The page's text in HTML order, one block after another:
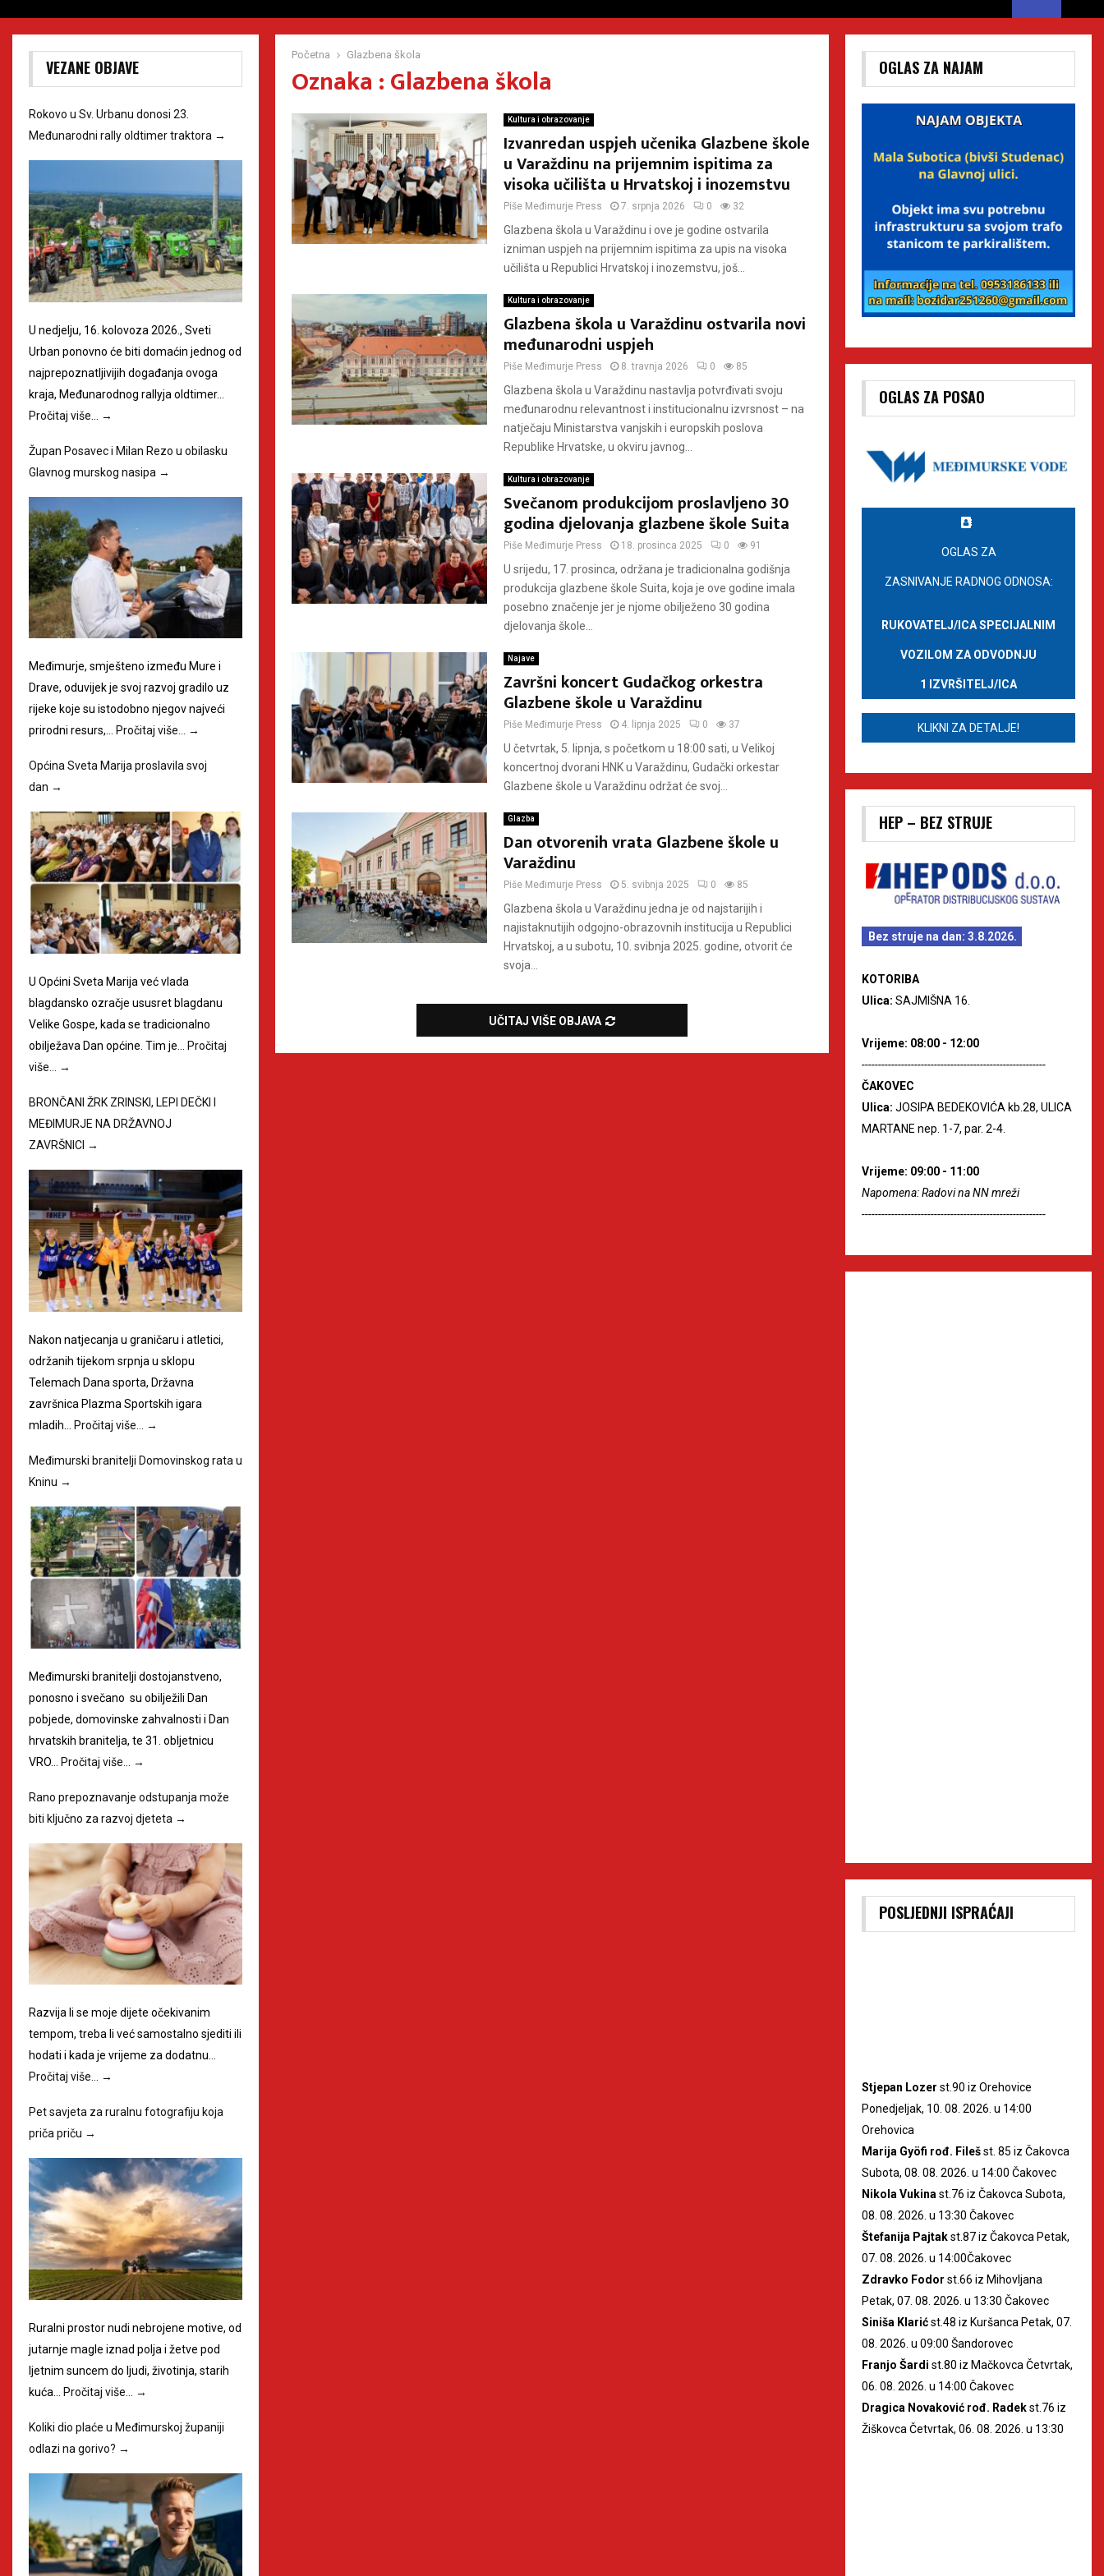
Početna Glazbena škola
Oznaka : Glazbena škola
Kultura i obrazovanje
Izvanredan uspjeh učenika Glazbene škole
u Varaždinu na prijemnim ispitima za
visoka učilišta u Hrvatskoj i inozemstvu
Piše Međimurje Press 7. srpnja 2026 0 32
Glazbena škola u Varaždinu i ove je godine ostvarila
izniman uspjeh na prijemnim ispitima za upis na visoka
učilišta u Republici Hrvatskoj i inozemstvu, još...
Kultura i obrazovanje
Glazbena škola u Varaždinu ostvarila novi
međunarodni uspjeh
Piše Međimurje Press 8. travnja 2026 0 85
Glazbena škola u Varaždinu nastavlja potvrđivati svoju
međunarodnu relevantnost i institucionalnu izvrsnost – na
natječaju Ministarstva vanjskih i europskih poslova
Republike Hrvatske, u okviru javnog...
Kultura i obrazovanje
Svečanom produkcijom proslavljeno 30
godina djelovanja glazbene škole Suita
Piše Međimurje Press 18. prosinca 2025 0 91
U srijedu, 17. prosinca, održana je tradicionalna godišnja
produkcija glazbene škole Suita, koja je ove godine imala
posebno značenje jer je njome obilježeno 30 godina
djelovanja škole...
Najave
Završni koncert Gudačkog orkestra
Glazbene škole u Varaždinu
Piše Međimurje Press 4. lipnja 2025 0 37
U četvrtak, 5. lipnja, s početkom u 18:00 sati, u Velikoj
koncertnoj dvorani HNK u Varaždinu, Gudački orkestar
Glazbene škole u Varaždinu održat će svoj...
Glazba
Dan otvorenih vrata Glazbene škole u
Varaždinu
Piše Međimurje Press 5. svibnja 2025 0 85
Glazbena škola u Varaždinu jedna je od najstarijih i
najistaknutijih odgojno-obrazovnih institucija u Republici
Hrvatskoj, a u subotu, 10. svibnja 2025. godine, otvorit će
svoja...
UČITAJ VIŠE OBJAVA
VEZANE OBJAVE
Rokovo u Sv. Urbanu donosi 23.
Međunarodni rally oldtimer traktora →
U nedjelju, 16. kolovoza 2026., Sveti
Urban ponovno će biti domaćin jednog od
najprepoznatljivijih događanja ovoga
kraja, Međunarodnog rallyja oldtimer…
Pročitaj više…
→
Župan Posavec i Milan Rezo u obilasku
Glavnog murskog nasipa →
Međimurje, smješteno između Mure i
Drave, oduvijek je svoj razvoj gradilo uz
rijeke koje su istodobno njegov najveći
prirodni resurs,… Pročitaj više… →
Općina Sveta Marija proslavila svoj
dan →
U Općini Sveta Marija već vlada
blagdansko ozračje ususret blagdanu
Velike Gospe, kada se tradicionalno
obilježava Dan općine. Tim je…
Pročitaj
više…
→
BRONČANI ŽRK ZRINSKI, LEPI DEČKI I
MEĐIMURJE NA DRŽAVNOJ
ZAVRŠNICI →
Nakon natjecanja u graničaru i atletici,
održanih tijekom srpnja u sklopu
Telemach Dana sporta, Državna
završnica Plazma Sportskih igara
mladih…
Pročitaj više… →
Međimurski branitelji Domovinskog rata u
Kninu →
Međimurski branitelji dostojanstveno,
ponosno i svečano su obilježili Dan
pobjede, domovinske zahvalnosti i Dan
hrvatskih branitelja, te 31. obljetnicu
VRO… Pročitaj više… →
Rano prepoznavanje odstupanja može
biti ključno za razvoj djeteta →
Razvija li se moje dijete očekivanim
tempom, treba li već samostalno sjediti ili
hodati i kada je vrijeme za dodatnu…
Pročitaj više… →
Pet savjeta za ruralnu fotografiju koja
priča priču →
Ruralni prostor nudi nebrojene motive, od
jutarnje magle iznad polja i žetve pod
ljetnim suncem do ljudi, životinja, starih
kuća…
Pročitaj više… →
Koliki dio plaće u Međimurskoj županiji
odlazi na gorivo? →
OGLAS ZA NAJAM
OGLAS ZA POSAO
OGLAS ZA
ZASNIVANJE RADNOG ODNOSA:
RUKOVATELJ/ICA SPECIJALNIM
VOZILOM ZA ODVODNJU
1 IZVRŠITELJ/ICA
KLIKNI ZA DETALJE!
HEP – BEZ STRUJE
Bez struje na dan: 3.8.2026.
KOTORIBA
Ulica: SAJMIŠNA 16.
Vrijeme: 08:00 - 12:00
--------------------------------------------------------
ČAKOVEC
Ulica: JOSIPA BEDEKOVIĆA kb.28, ULICA
MARTANE nep. 1-7, par. 2-4.
Vrijeme: 09:00 - 11:00
Napomena: Radovi na NN mreži
--------------------------------------------------------
POSLJEDNJI ISPRAĆAJI
Stjepan Lozer st.90 iz Orehovice
Ponedjeljak, 10. 08. 2026. u 14:00
Orehovica
Marija Gyöfi rođ. Filešst. 85 iz Čakovca
Subota, 08. 08. 2026. u 14:00 Čakovec
Nikola Vukina st.76 iz Čakovca Subota,
08. 08. 2026. u 13:30 Čakovec
Štefanija Pajtakst.87 iz Čakovca Petak,
07. 08. 2026. u 14:00Čakovec
Zdravko Fodor st.66 iz Mihovljana
Petak, 07. 08. 2026. u 13:30 Čakovec
Siniša Klarićst.48 iz Kuršanca Petak, 07.
08. 2026. u 09:00 Šandorovec
Franjo Šardi st.80 iz Mačkovca Četvrtak,
06. 08. 2026. u 14:00 Čakovec
Dragica Novaković rođ. Radekst.76 iz
Žiškovca Četvrtak, 06. 08. 2026. u 13:30